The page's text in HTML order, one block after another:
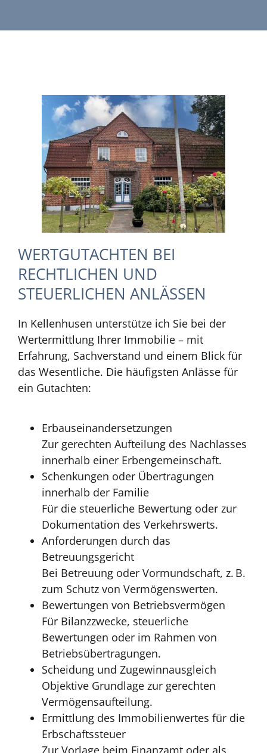
WERTGUTACHTEN BEI
RECHTLICHEN UND
STEUERLICHEN ANLÄSSEN
In Kellenhusen unterstütze ich Sie bei der
Wertermittlung Ihrer Immobilie – mit
Erfahrung, Sachverstand und einem Blick für
das Wesentliche. Die häufigsten Anlässe für
ein Gutachten:
Erbauseinandersetzungen
Zur gerechten Aufteilung des Nachlasses
innerhalb einer Erbengemeinschaft.
Schenkungen oder Übertragungen
innerhalb der Familie
Für die steuerliche Bewertung oder zur
Dokumentation des Verkehrswerts.
Anforderungen durch das
Betreuungsgericht
Bei Betreuung oder Vormundschaft, z. B.
zum Schutz von Vermögenswerten.
Bewertungen von Betriebsvermögen
Für Bilanzzwecke, steuerliche
Bewertungen oder im Rahmen von
Betriebsübertragungen.
Scheidung und Zugewinnausgleich
Objektive Grundlage zur gerechten
Vermögensaufteilung.
Ermittlung des Immobilienwertes für die
Erbschaftssteuer
Zur Vorlage beim Finanzamt oder als